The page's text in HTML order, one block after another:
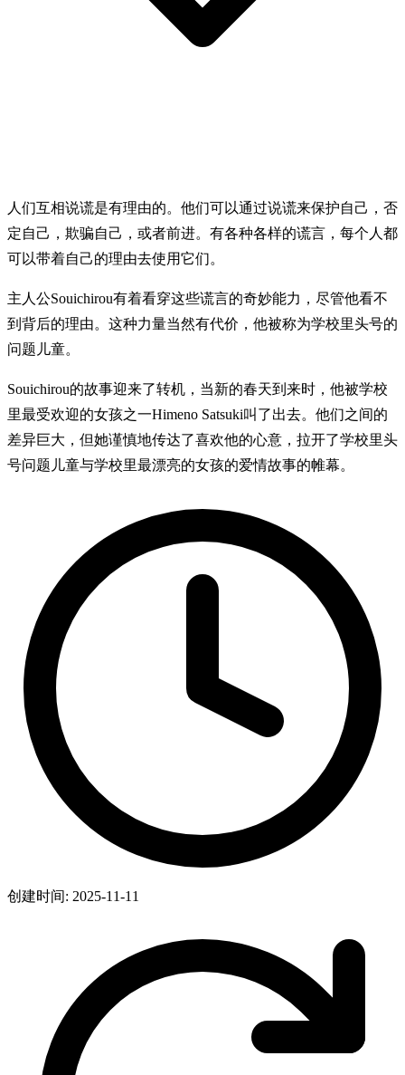
人们互相说谎是有理由的。他们可以通过说谎来保护自己，否
定自己，欺骗自己，或者前进。有各种各样的谎言，每个人都
可以带着自己的理由去使用它们。
主人公Souichirou有着看穿这些谎言的奇妙能力，尽管他看不
到背后的理由。这种力量当然有代价，他被称为学校里头号的
问题儿童。
Souichirou的故事迎来了转机，当新的春天到来时，他被学校
里最受欢迎的女孩之一Himeno Satsuki叫了出去。他们之间的
差异巨大，但她谨慎地传达了喜欢他的心意，拉开了学校里头
号问题儿童与学校里最漂亮的女孩的爱情故事的帷幕。
创建时间: 2025-11-11